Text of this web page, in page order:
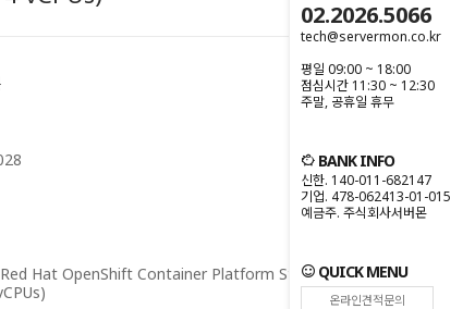
02.2026.5066
tech@servermon.co.kr
평일 09:00 ~ 18:00
점심시간 11:30 ~ 12:30
주말, 공휴일 휴무
BANK INFO
신한. 140-011-682147
기업. 478-062413-01-015
예금주. 주식회사서버몬
QUICK MENU
온라인견적문의
Hat OpenShift Container Platform Standard (2